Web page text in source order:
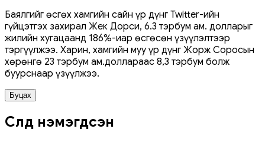
Баялгийг өсгөх хамгийн сайн үр дүнг Twitter-ийн
гүйцэтгэх захирал Жек Дорси, 6.3 тэрбум ам. долларыг
жилийн хугацаанд 186%-иар өсгөсөн үзүүлэлтээр
тэргүүлжээ. Харин, хамгийн муу үр дүнг Жорж Соросын
хөрөнгө 23 тэрбум ам.доллараас 8,3 тэрбум болж
буурснаар үзүүлжээ.
Буцах
Сүүлд нэмэгдсэн